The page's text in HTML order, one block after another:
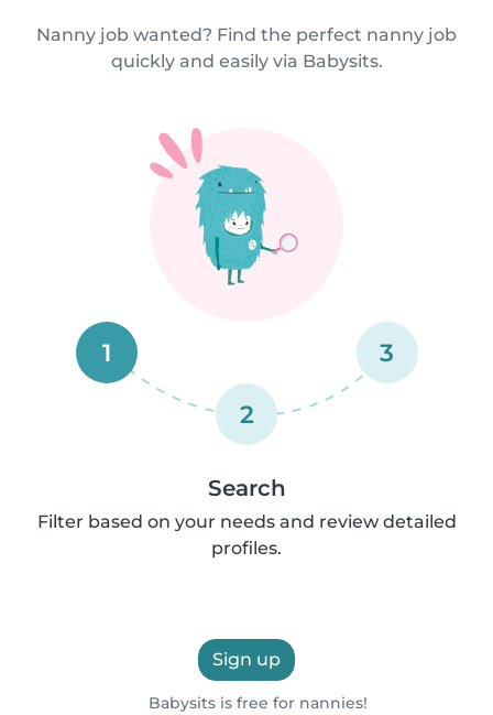
Nanny job wanted? Find the perfect nanny job
quickly and easily via Babysits.
1
2
3
Search
Filter based on your needs and review detailed
profiles.
Sign up
Babysits is free for nannies!